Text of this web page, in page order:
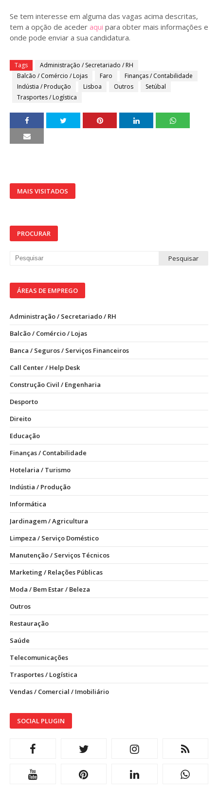
Se tem interesse em alguma das vagas acima descritas,
tem a opção de aceder aqui para obter mais informações e
onde pode enviar a sua candidatura.
Tags
Administração / Secretariado / RH
Balcão / Comércio / Lojas
Faro
Finanças / Contabilidade
Indústia / Produção
Lisboa Outros
Setúbal
Trasportes / Logística
MAIS VISITADOS
PROCURAR
ÁREAS DE EMPREGO
Administração / Secretariado / RH
Balcão / Comércio / Lojas
Banca / Seguros / Serviços Financeiros
Call Center / Help Desk
Construção Civil / Engenharia
Desporto
Direito
Educação
Finanças / Contabilidade
Hotelaria / Turismo
Indústia / Produção
Informática
Jardinagem / Agricultura
Limpeza / Serviço Doméstico
Manutenção / Serviços Técnicos
Marketing / Relações Públicas
Moda / Bem Estar / Beleza
Outros
Restauração
Saúde
Telecomunicações
Trasportes / Logística
Vendas / Comercial / Imobiliário
SOCIAL PLUGIN